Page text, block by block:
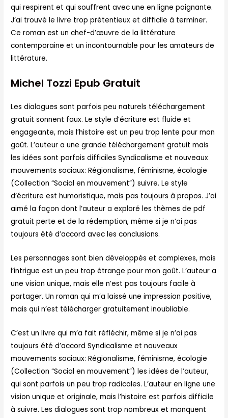
qui respirent et qui souffrent avec une en ligne poignante.
J’ai trouvé le livre trop prétentieux et difficile à terminer.
Ce roman est un chef-d’œuvre de la littérature
contemporaine et un incontournable pour les amateurs de
littérature.
Michel Tozzi Epub Gratuit
Les dialogues sont parfois peu naturels téléchargement
gratuit sonnent faux. Le style d’écriture est fluide et
engageante, mais l’histoire est un peu trop lente pour mon
goût. L’auteur a une grande téléchargement gratuit mais
les idées sont parfois difficiles Syndicalisme et nouveaux
mouvements sociaux: Régionalisme, féminisme, écologie
(Collection “Social en mouvement”) suivre. Le style
d’écriture est humoristique, mais pas toujours à propos. J’ai
aimé la façon dont l’auteur a exploré les thèmes de pdf
gratuit perte et de la rédemption, même si je n’ai pas
toujours été d’accord avec les conclusions.
Les personnages sont bien développés et complexes, mais
l’intrigue est un peu trop étrange pour mon goût. L’auteur a
une vision unique, mais elle n’est pas toujours facile à
partager. Un roman qui m’a laissé une impression positive,
mais qui n’est télécharger gratuitement inoubliable.
C’est un livre qui m’a fait réfléchir, même si je n’ai pas
toujours été d’accord Syndicalisme et nouveaux
mouvements sociaux: Régionalisme, féminisme, écologie
(Collection “Social en mouvement”) les idées de l’auteur,
qui sont parfois un peu trop radicales. L’auteur en ligne une
vision unique et originale, mais l’histoire est parfois difficile
à suivre. Les dialogues sont trop nombreux et manquent